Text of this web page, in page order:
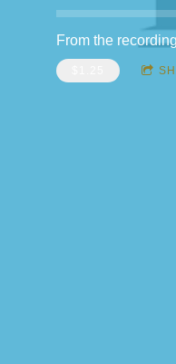
From the recording